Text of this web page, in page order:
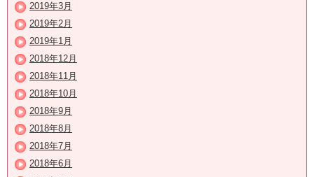
2019年3月
2019年2月
2019年1月
2018年12月
2018年11月
2018年10月
2018年9月
2018年8月
2018年7月
2018年6月